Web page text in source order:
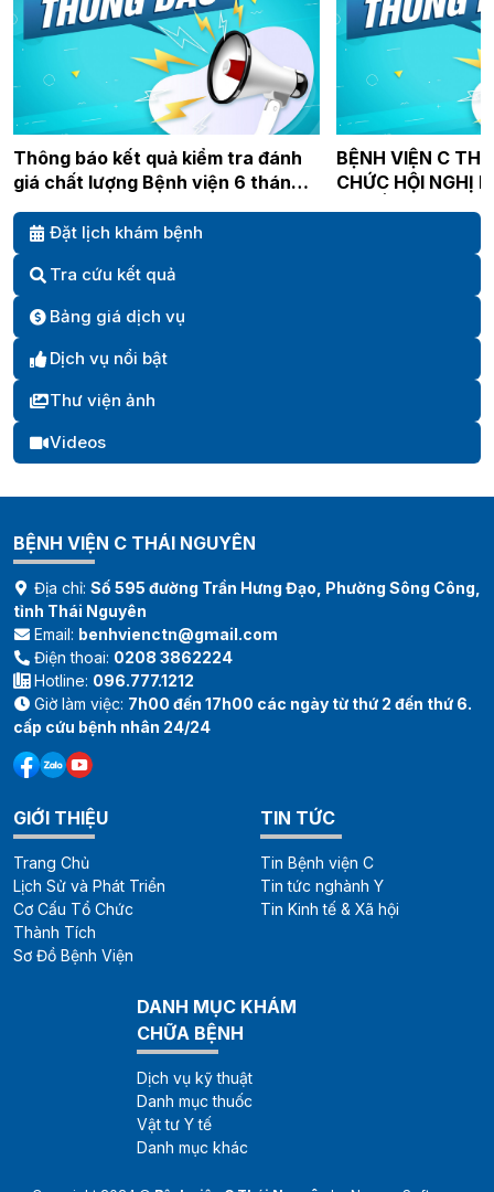
Thông báo kết quả kiểm tra đánh
giá chất lượng Bệnh viện 6 tháng
đầu năm 2024
BỆNH VIỆN C
CHỨC HỘI NGHỊ
QUYẾT ĐẠI HỘI
Đặt lịch khám bệnh
Tra cứu kết quả
Bảng giá dịch vụ
Dịch vụ nổi bật
Thư viện ảnh
Videos
BỆNH VIỆN C THÁI NGUYÊN
Địa chỉ: Số 595 đường Trần Hưng Đạo, Phường Sông Công,
tỉnh Thái Nguyên
Email: benhvienctn@gmail.com
Điện thoai: 0208 3862224
Hotline: 096.777.1212
Giờ làm việc: 7h00 đến 17h00 các ngày từ thứ 2 đến thứ 6.
cấp cứu bệnh nhân 24/24
GIỚI THIỆU
Trang Chủ
Lịch Sử và Phát Triển
Cơ Cấu Tổ Chức
Thành Tích
Sơ Đồ Bệnh Viện
TIN TỨC
Tin Bệnh viện C
Tin tức nghành Y
Tin Kinh tế & Xã hội
DANH MỤC KHÁM
CHỮA BỆNH
Dịch vụ kỹ thuật
Danh mục thuốc
Vật tư Y tế
Danh mục khác